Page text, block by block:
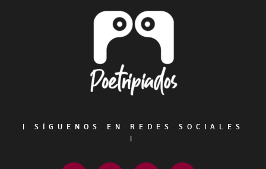
|
SÍGUENOS EN REDES SOCIALES
|